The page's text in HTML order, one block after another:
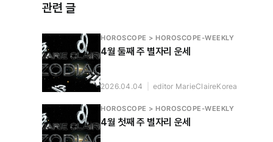
관련 글
HOROSCOPE > HOROSCOPE-WEEKLY
4월 둘째 주 별자리 운세
2026.04.04 editor MarieClaireKorea
HOROSCOPE > HOROSCOPE-WEEKLY
4월 첫째 주 별자리 운세